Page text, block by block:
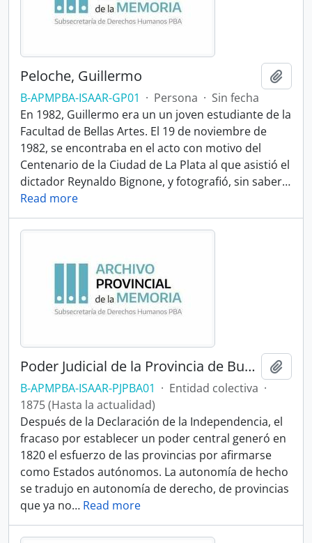
Peloche, Guillermo
B-APMPBA-ISAAR-GP01 · Persona · Sin fecha
En 1982, Guillermo era un un joven estudiante de la
Facultad de Bellas Artes. El 19 de noviembre de
1982, se encontraba en el acto con motivo del
Centenario de la Ciudad de La Plata al que asistió el
dictador Reynaldo Bignone, y fotografió, sin saber…
Read more
Poder Judicial de la Provincia de Buenos Aires
B-APMPBA-ISAAR-PJPBA01 · Entidad colectiva ·
1875 (Hasta la actualidad)
Después de la Declaración de la Independencia, el
fracaso por establecer un poder central generó en
1820 el esfuerzo de las provincias por afirmarse
como Estados autónomos. La autonomía de hecho
se tradujo en autonomía de derecho, de provincias
que ya no… Read more